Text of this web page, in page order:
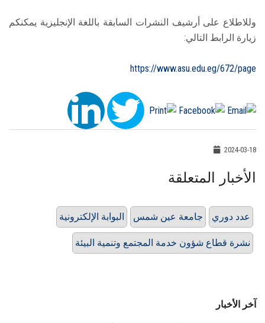
وللاطلاع على أرشيف النشرات السابقة باللغة الإنجليزية يمكنكم
زيارة الرابط التالي:
https://www.asu.edu.eg/672/page
2024-03-18
الأخبار المتعلقة
البوابة الإلكترونية جامعة عين شمس عدد دوري
نشرة قطاع شؤون خدمة المجتمع وتنمية البيئة
آخر الأخبار